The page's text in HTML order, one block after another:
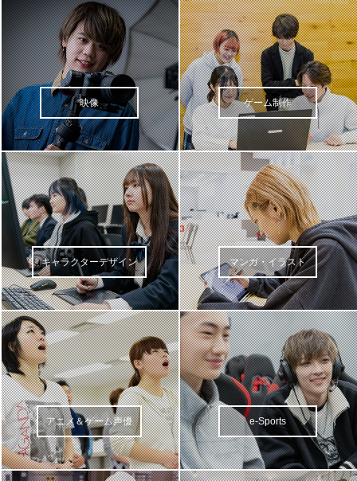
映像 ゲーム制作
キャラクターデザイン マンガ・イラスト
アニメ＆ゲーム声優 e-Sports